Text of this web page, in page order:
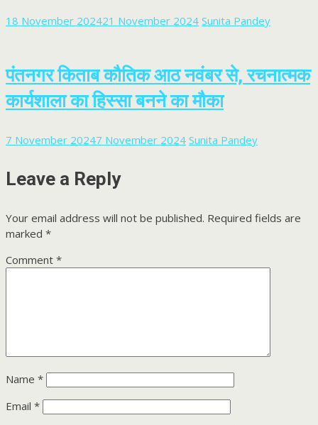
18 November 202421 November 2024 Sunita Pandey
पंतनगर किताब कौतिक आठ नवंबर से, रचनात्मक
कार्यशाला का हिस्सा बनने का मौका
7 November 20247 November 2024 Sunita Pandey
Leave a Reply
Your email address will not be published. Required fields are
marked *
Comment *
Name *
Email *